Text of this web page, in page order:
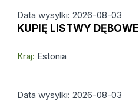
Data wysylki: 2026-08-03
KUPIĘ LISTWY DĘBOWE
Kraj: Estonia
Data wysylki: 2026-08-03